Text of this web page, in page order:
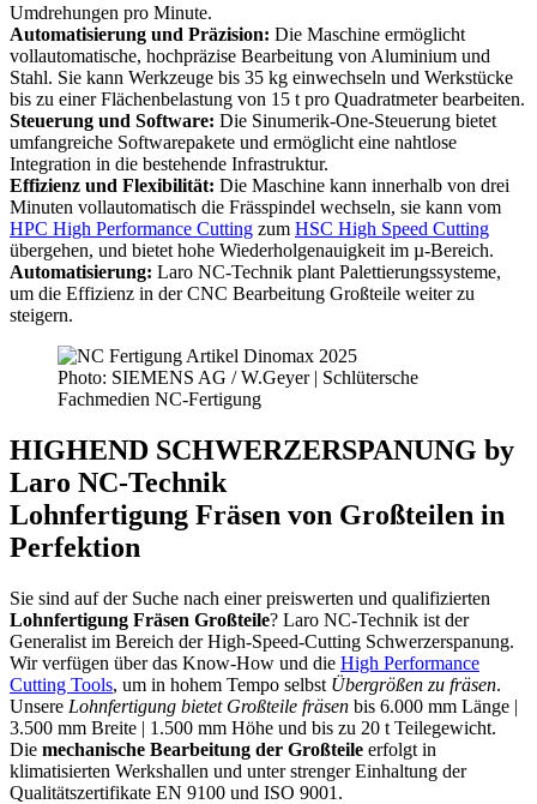
Umdrehungen pro Minute.
Automatisierung und Präzision: Die Maschine ermöglicht
vollautomatische, hochpräzise Bearbeitung von Aluminium und
Stahl. Sie kann Werkzeuge bis 35 kg einwechseln und Werkstücke
bis zu einer Flächenbelastung von 15 t pro Quadratmeter bearbeiten.
Steuerung und Software: Die Sinumerik-One-Steuerung bietet
umfangreiche Softwarepakete und ermöglicht eine nahtlose
Integration in die bestehende Infrastruktur.
Effizienz und Flexibilität: Die Maschine kann innerhalb von drei
Minuten vollautomatisch die Frässpindel wechseln, sie kann vom
HPC High Performance Cutting zum HSC High Speed Cutting
übergehen, und bietet hohe Wiederholgenauigkeit im µ-Bereich.
Automatisierung: Laro NC-Technik plant Palettierungssysteme,
um die Effizienz in der CNC Bearbeitung Großteile weiter zu
steigern.
Photo: SIEMENS AG / W.Geyer | Schlütersche
Fachmedien NC-Fertigung
HIGHEND SCHWERZERSPANUNG by
Laro NC-Technik
Lohnfertigung Fräsen von Großteilen in
Perfektion
Sie sind auf der Suche nach einer preiswerten und qualifizierten
Lohnfertigung Fräsen Großteile? Laro NC-Technik ist der
Generalist im Bereich der High-Speed-Cutting Schwerzerspanung.
Wir verfügen über das Know-How und die High Performance
Cutting Tools, um in hohem Tempo selbst Übergrößen zu fräsen.
Unsere Lohnfertigung bietet Großteile fräsen bis 6.000 mm Länge |
3.500 mm Breite | 1.500 mm Höhe und bis zu 20 t Teilegewicht.
Die mechanische Bearbeitung der Großteile erfolgt in
klimatisierten Werkshallen und unter strenger Einhaltung der
Qualitätszertifikate EN 9100 und ISO 9001.